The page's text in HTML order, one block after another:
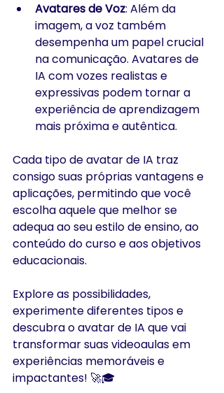
Avatares de Voz: Além da
imagem, a voz também
desempenha um papel crucial
na comunicação. Avatares de
IA com vozes realistas e
expressivas podem tornar a
experiência de aprendizagem
mais próxima e autêntica.
Cada tipo de avatar de IA traz
consigo suas próprias vantagens e
aplicações, permitindo que você
escolha aquele que melhor se
adequa ao seu estilo de ensino, ao
conteúdo do curso e aos objetivos
educacionais.
Explore as possibilidades,
experimente diferentes tipos e
descubra o avatar de IA que vai
transformar suas videoaulas em
experiências memoráveis e
impactantes! 🚀🎓